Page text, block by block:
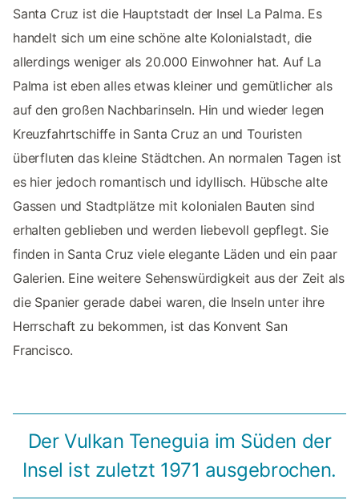
Santa Cruz ist die Hauptstadt der Insel La Palma. Es
handelt sich um eine schöne alte Kolonialstadt, die
allerdings weniger als 20.000 Einwohner hat. Auf La
Palma ist eben alles etwas kleiner und gemütlicher als
auf den großen Nachbarinseln. Hin und wieder legen
Kreuzfahrtschiffe in Santa Cruz an und Touristen
überfluten das kleine Städtchen. An normalen Tagen ist
es hier jedoch romantisch und idyllisch. Hübsche alte
Gassen und Stadtplätze mit kolonialen Bauten sind
erhalten geblieben und werden liebevoll gepflegt. Sie
finden in Santa Cruz viele elegante Läden und ein paar
Galerien. Eine weitere Sehenswürdigkeit aus der Zeit als
die Spanier gerade dabei waren, die Inseln unter ihre
Herrschaft zu bekommen, ist das Konvent San
Francisco.
Der Vulkan Teneguia im Süden der
Insel ist zuletzt 1971 ausgebrochen.